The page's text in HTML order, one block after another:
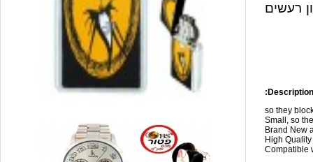
רעשים
so they
Small, so
Brand New
High
Compatible